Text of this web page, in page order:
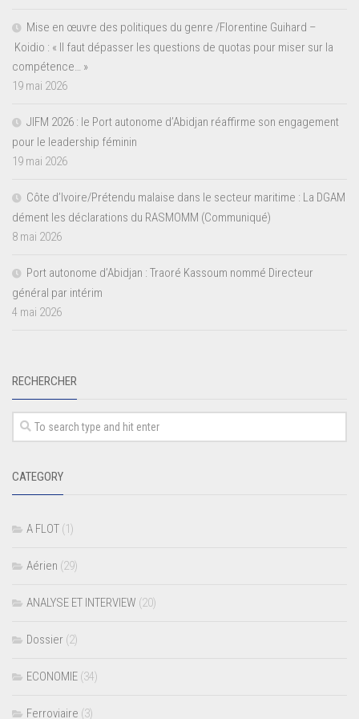
Mise en œuvre des politiques du genre /Florentine Guihard –
Koidio : « Il faut dépasser les questions de quotas pour miser sur la
compétence… »
19 mai 2026
JIFM 2026 : le Port autonome d’Abidjan réaffirme son engagement
pour le leadership féminin
19 mai 2026
Côte d’Ivoire/Prétendu malaise dans le secteur maritime : La DGAM
dément les déclarations du RASMOMM (Communiqué)
8 mai 2026
Port autonome d’Abidjan : Traoré Kassoum nommé Directeur
général par intérim
4 mai 2026
RECHERCHER
CATEGORY
A FLOT (1)
Aérien (29)
ANALYSE ET INTERVIEW (20)
Dossier (2)
ECONOMIE (34)
Ferroviaire (3)